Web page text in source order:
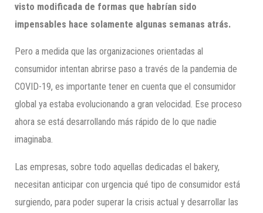
visto modificada de formas que habrían sido
impensables hace solamente algunas semanas atrás.
Pero a medida que las organizaciones orientadas al
consumidor intentan abrirse paso a través de la pandemia de
COVID-19, es importante tener en cuenta que el consumidor
global ya estaba evolucionando a gran velocidad. Ese proceso
ahora se está desarrollando más rápido de lo que nadie
imaginaba.
Las empresas, sobre todo aquellas dedicadas el bakery,
necesitan anticipar con urgencia qué tipo de consumidor está
surgiendo, para poder superar la crisis actual y desarrollar las